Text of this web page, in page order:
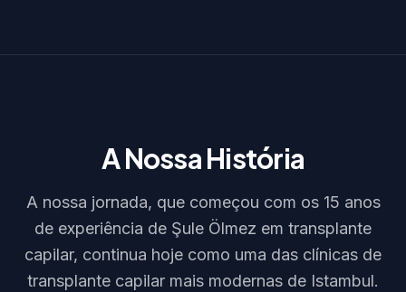
A Nossa História
A nossa jornada, que começou com os 15 anos
de experiência de Şule Ölmez em transplante
capilar, continua hoje como uma das clínicas de
transplante capilar mais modernas de Istambul.